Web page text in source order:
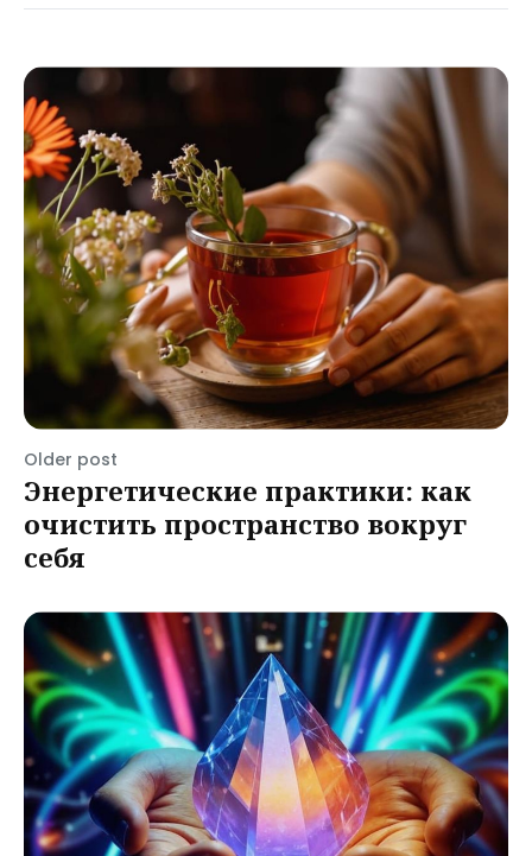
Older post
Энергетические практики: как
очистить пространство вокруг
себя